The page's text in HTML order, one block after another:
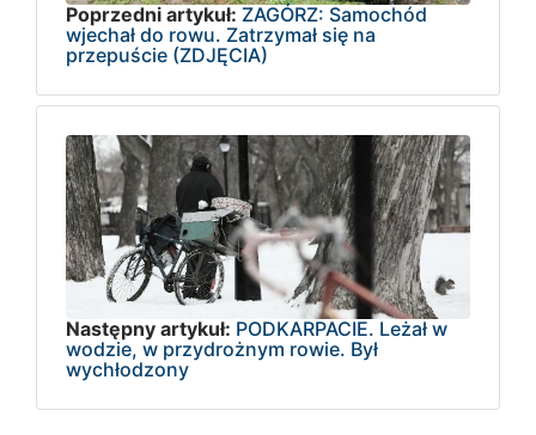
Poprzedni artykuł: ZAGÓRZ: Samochód
wjechał do rowu. Zatrzymał się na
przepuście (ZDJĘCIA)
Następny artykuł: PODKARPACIE. Leżał w
wodzie, w przydrożnym rowie. Był
wychłodzony